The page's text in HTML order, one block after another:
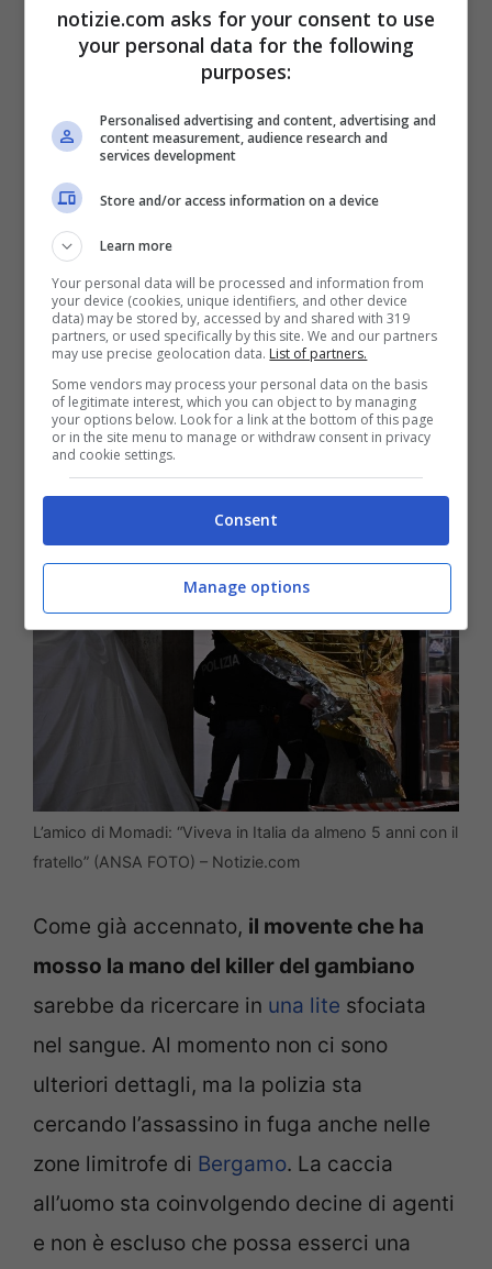
nativi del Gambia tutte le settimane ci
. Viveva in Italia da almeno 5
anni, con il fratello, e da tempo lavorava
come responsabile della sicurezza
L’episodio è avvenuto in una delle strade
principali di Bergamo bassa, non distante
dal Sentierone, dove sono allestiti i
mercatini di Natale e la ruota panoramica
davanti a Palazzo Frizzoni, sede del
municipio. La polizia sta cercando
l’assassino, scappato a piedi verso via
Moroni.
L’amico di Momadi: “Viveva in Italia da almeno 5 anni con il
fratello” (ANSA FOTO) – Notizie.com
Come già accennato, il movente che ha
mosso la mano del killer del gambiano
sarebbe da ricercare in una lite sfociata
nel sangue. Al momento non ci sono
ulteriori dettagli, ma la polizia sta
cercando l’assassino in fuga anche nelle
zone limitrofe di Bergamo. La caccia
all’uomo sta coinvolgendo decine di agenti
e non è escluso che possa esserci una
notizie.com asks for your consent to use
your personal data for the following
purposes:
Personalised advertising and content, advertising and
content measurement, audience research and
services development
Store and/or access information on a device
Learn more
Your personal data will be processed and information from
your device (cookies, unique identifiers, and other device
data) may be stored by, accessed by and shared with 319
partners, or used specifically by this site. We and our partners
may use precise geolocation data. List of partners.
Some vendors may process your personal data on the basis
of legitimate interest, which you can object to by managing
your options below. Look for a link at the bottom of this page
or in the site menu to manage or withdraw consent in privacy
and cookie settings.
Consent
Manage options